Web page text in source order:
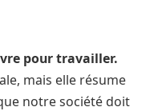
pour travailler.
mais elle résume
notre société doit